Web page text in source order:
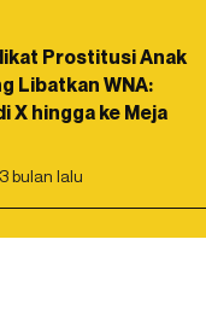
Prostitusi Anak
Libatkan WNA:
X hingga ke Meja
3 bulan lalu